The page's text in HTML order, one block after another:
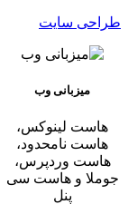
طراحی سایت
میزبانی وب
هاست لینوکس،
هاست نامحدود،
هاست وردپرس،
جوملا و هاست سی
پنل